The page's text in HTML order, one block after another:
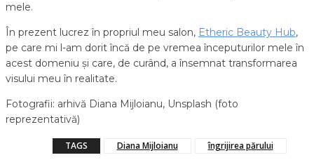
mele.
În prezent lucrez în propriul meu salon, Etheric Beauty Hub,
pe care mi l-am dorit încă de pe vremea începuturilor mele în
acest domeniu și care, de curând, a însemnat transformarea
visului meu în realitate.
Fotografii: arhivă Diana Mijloianu, Unsplash (foto
reprezentativă)
TAGS Diana Mijloianu îngrijirea părului